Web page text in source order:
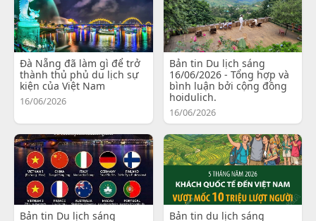
Đà Nẵng đã làm gì để trở
thành thủ phủ du lịch sự
kiện của Việt Nam
16/06/2026
Bản tin Du lịch sáng
16/06/2026 - Tổng hợp và
bình luận bởi cộng đồng
hoidulich.
16/06/2026
Bản tin Du lịch sáng
Bản tin du lịch sáng